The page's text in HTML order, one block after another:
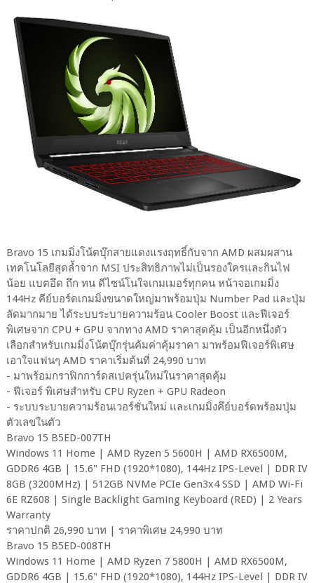
Bravo 15 เกมมิ่งโน้ตบุ๊กสายแดงแรงฤทธิ์กับจาก AMD ผสมผสาน
เทคโนโลยีสุดล้ำจาก MSI ประสิทธิภาพไม่เป็นรองใครและกินไฟ
น้อย แบตอึด ถึก ทน ดีไซน์โนใจเกมเมอร์ทุกคน หน้าจอเกมมิ่ง
144Hz คีย์บอร์ดเกมมิ่งขนาดใหญ่มาพร้อมปุ่ม Number Pad และปุ่ม
ลัดมากมาย ได้ระบบระบายความร้อน Cooler Boost และฟีเจอร์
พิเศษจาก CPU + GPU จากทาง AMD ราคาสุดคุ้ม เป็นอีกหนึ่งตัว
เลือกสำหรับเกมมิ่งโน้ตบุ๊กรุ่นค้มค่าคุ้มราคา มาพร้อมฟีเจอร์พิเศษ
เอาใจแฟนๆ AMD ราคาเริ่มต้นที่ 24,990 บาท
- มาพร้อมกราฟิกการ์ดสเปครุ่นใหม่ในราคาสุดคุ้ม
- ฟีเจอร์ พิเศษสำหรับ CPU Ryzen + GPU Radeon
- ระบบระบายความร้อนเวอร์ชั่นใหม่ และเกมมิ่งคึย์บอร์ดพร้อมปุ่ม
ตัวเลขในตัว
Bravo 15 B5ED-007TH
Windows 11 Home | AMD Ryzen 5 5600H | AMD RX6500M,
GDDR6 4GB | 15.6" FHD (1920*1080), 144Hz IPS-Level | DDR IV
8GB (3200MHz) | 512GB NVMe PCIe Gen3x4 SSD | AMD Wi-Fi
6E RZ608 | Single Backlight Gaming Keyboard (RED) | 2 Years
Warranty
ราคาปกติ 26,990 บาท | ราคาพิเศษ 24,990 บาท
Bravo 15 B5ED-008TH
Windows 11 Home | AMD Ryzen 7 5800H | AMD RX6500M,
GDDR6 4GB | 15.6" FHD (1920*1080), 144Hz IPS-Level | DDR IV